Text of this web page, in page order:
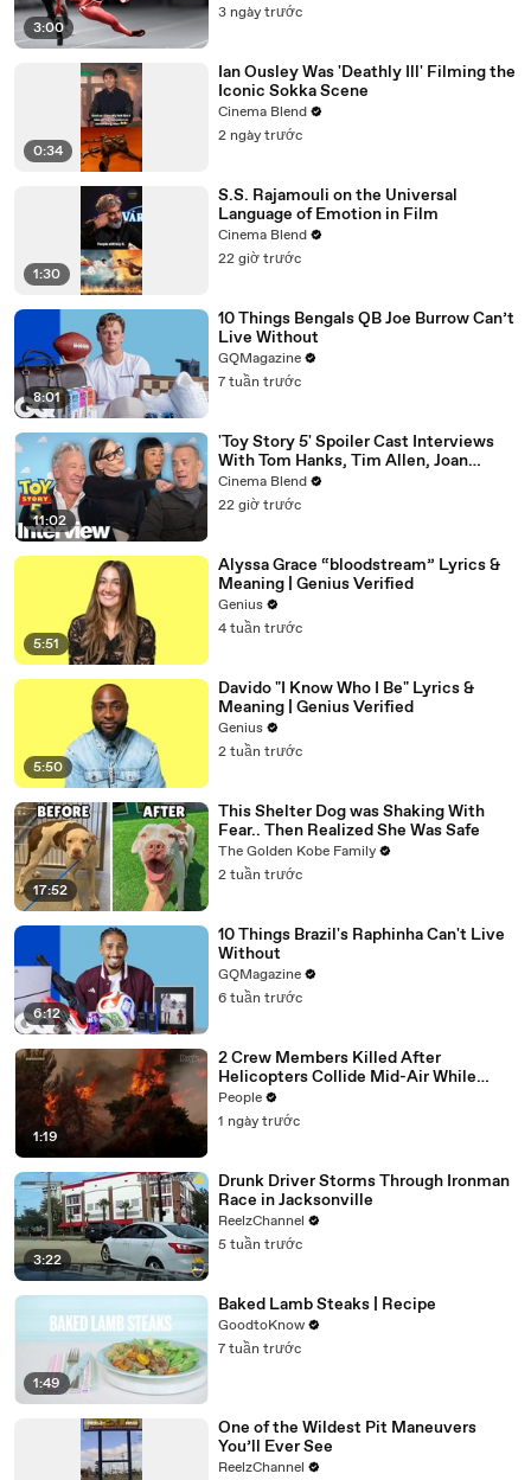
3:00
3 ngày trước
0:34
Ian Ousley Was 'Deathly Ill' Filming the
Iconic Sokka Scene
Cinema Blend
2 ngày trước
1:30
S.S. Rajamouli on the Universal
Language of Emotion in Film
Cinema Blend
22 giờ trước
8:01
10 Things Bengals QB Joe Burrow Can’t
Live Without
GQMagazine
7 tuần trước
11:02
'Toy Story 5' Spoiler Cast Interviews
With Tom Hanks, Tim Allen, Joan
Cusack, Greta Lee And More
Cinema Blend
22 giờ trước
5:51
Alyssa Grace “bloodstream” Lyrics &
Meaning | Genius Verified
Genius
4 tuần trước
5:50
Davido "I Know Who I Be" Lyrics &
Meaning | Genius Verified
Genius
2 tuần trước
17:52
This Shelter Dog was Shaking With
Fear.. Then Realized She Was Safe
The Golden Kobe Family
2 tuần trước
6:12
10 Things Brazil's Raphinha Can't Live
Without
GQMagazine
6 tuần trước
1:19
2 Crew Members Killed After
Helicopters Collide Mid-Air While
Battling Wildfires
People
1 ngày trước
3:22
Drunk Driver Storms Through Ironman
Race in Jacksonville
ReelzChannel
5 tuần trước
1:49
Baked Lamb Steaks | Recipe
GoodtoKnow
7 tuần trước
One of the Wildest Pit Maneuvers
You’ll Ever See
ReelzChannel